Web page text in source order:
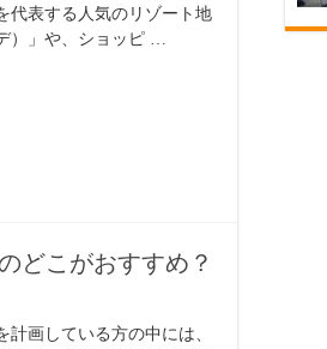
代表する人気のリゾート地
）」や、ショッピ …
どこがおすすめ？
計画している方の中には、